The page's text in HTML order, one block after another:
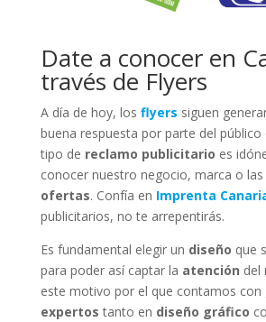
Date a conocer en
través de Flyers
A día de hoy, los flyers siguen
buena respuesta por parte del público
tipo de reclamo publicitario es
conocer nuestro negocio, marca o
ofertas. Confía en Imprenta
publicitarios, no te arrepentirás.
Es fundamental elegir un diseño que
para poder así captar la atención del
este motivo por el que contamos con
expertos tanto en diseño gráfico